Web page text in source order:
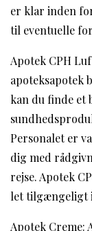
er klar inden
til eventuelle
Apotek CPH
apoteksapotek
kan du finde et
Personalet er
dig med
rejse. Apotek
let tilgængeligt
Apotek Creme: